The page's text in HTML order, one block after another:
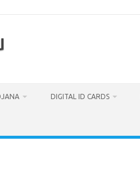
DIGITAL ID CARDS